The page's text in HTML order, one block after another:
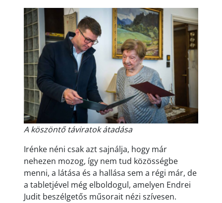
A köszöntő táviratok átadása
Irénke néni csak azt sajnálja, hogy már
nehezen mozog, így nem tud közösségbe
menni, a látása és a hallása sem a régi már, de
a tabletjével még elboldogul, amelyen Endrei
Judit beszélgetős műsorait nézi szívesen.